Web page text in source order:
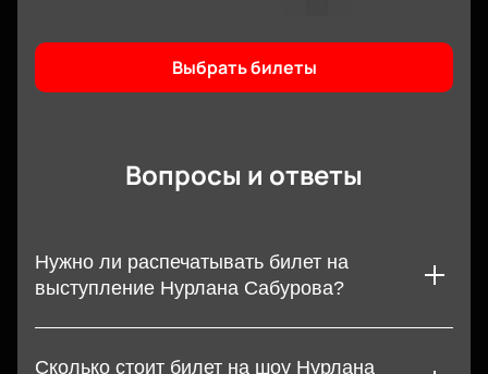
Выбрать билеты
Вопросы и ответы
Нужно ли распечатывать билет на
выступление Нурлана Сабурова?
потребуется распечатать или сохранить билеты на
Сколько стоит билет на шоу Нурлана